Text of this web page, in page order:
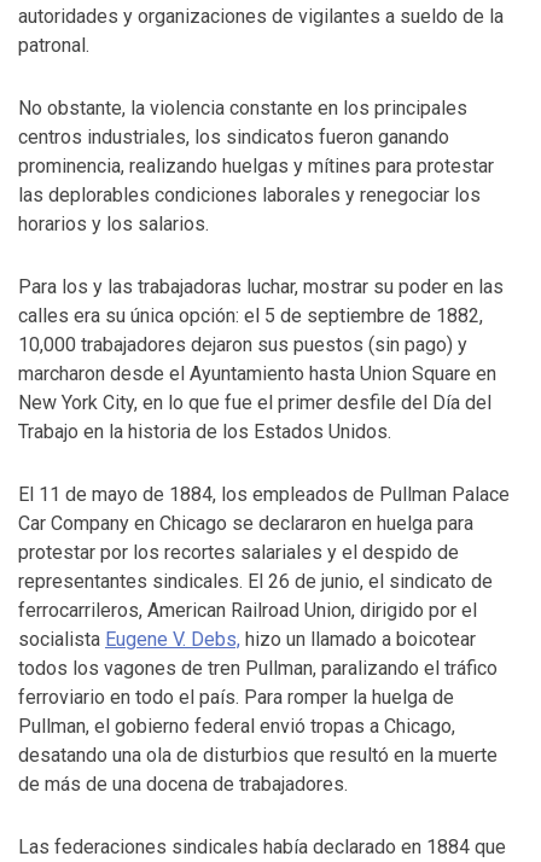
autoridades y organizaciones de vigilantes a sueldo de la
patronal.
No obstante, la violencia constante en los principales
centros industriales, los sindicatos fueron ganando
prominencia, realizando huelgas y mítines para protestar
las deplorables condiciones laborales y renegociar los
horarios y los salarios.
Para los y las trabajadoras luchar, mostrar su poder en las
calles era su única opción: el 5 de septiembre de 1882,
10,000 trabajadores dejaron sus puestos (sin pago) y
marcharon desde el Ayuntamiento hasta Union Square en
New York City, en lo que fue el primer desfile del Día del
Trabajo en la historia de los Estados Unidos.
El 11 de mayo de 1884, los empleados de Pullman Palace
Car Company en Chicago se declararon en huelga para
protestar por los recortes salariales y el despido de
representantes sindicales. El 26 de junio, el sindicato de
ferrocarrileros, American Railroad Union, dirigido por el
socialista Eugene V. Debs, hizo un llamado a boicotear
todos los vagones de tren Pullman, paralizando el tráfico
ferroviario en todo el país. Para romper la huelga de
Pullman, el gobierno federal envió tropas a Chicago,
desatando una ola de disturbios que resultó en la muerte
de más de una docena de trabajadores.
Las federaciones sindicales había declarado en 1884 que